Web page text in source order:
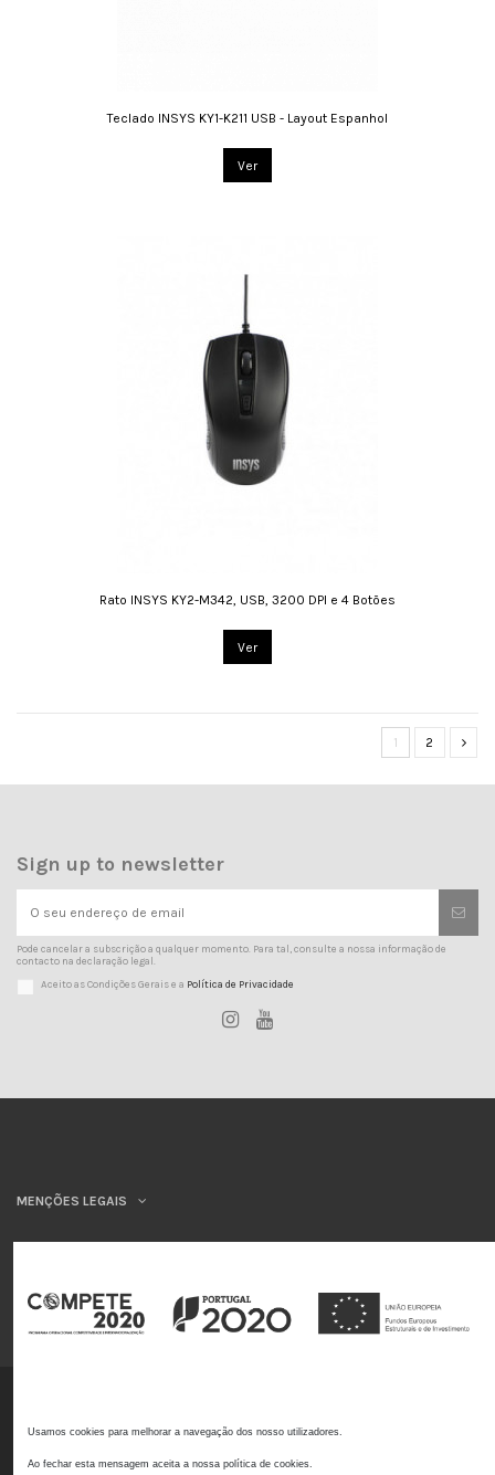
Teclado INSYS KY1-K211 USB - Layout Espanhol
Ver
Rato INSYS KY2-M342, USB, 3200 DPI e 4 Botões
Ver
1 2
Sign up to newsletter
Pode cancelar a subscrição a qualquer momento. Para tal, consulte a nossa informação de
contacto na declaração legal.
Aceito as Condições Gerais e a Política de Privacidade
MENÇÕES LEGAIS
INSYS
Usamos cookies para melhorar a navegação dos nosso utilizadores.
Ao fechar esta mensagem aceita a nossa política de cookies.